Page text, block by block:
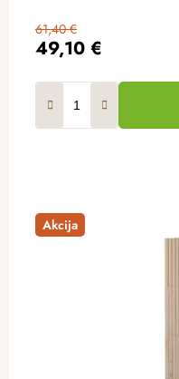
49,10 €
61,40 €
Akcija